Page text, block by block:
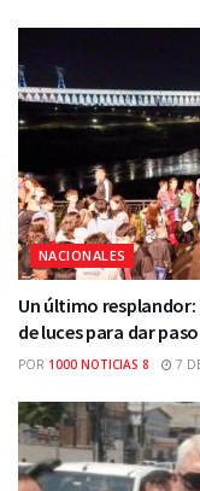
NACIONALES
Un último resplandor:
de luces para dar
POR 1000 NOTICIAS 8 7